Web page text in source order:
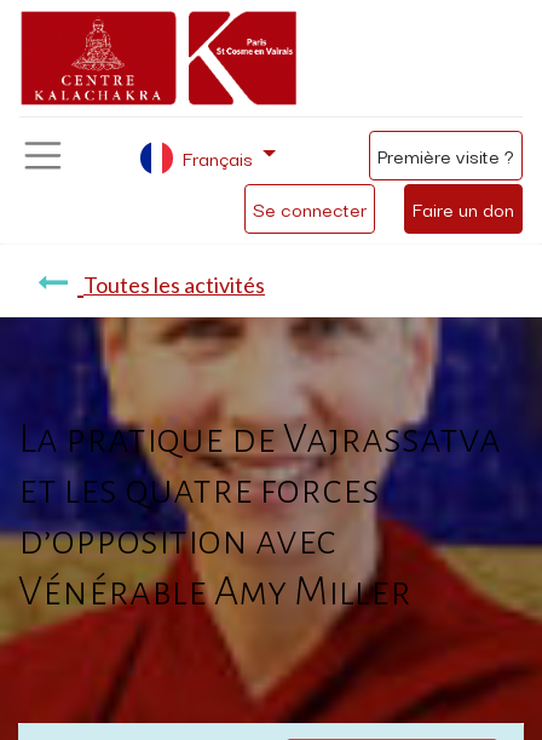
Se connecter Faire un don
Français Première visite ?
Toutes les activités
La pratique de Vajrassatva
et les quatre forces
d’opposition avec
Vénérable Amy Miller